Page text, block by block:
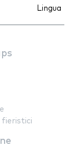
Lingua
fieristici